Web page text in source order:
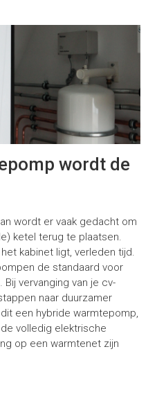
wordt de
wordt er vaak gedacht om
ketel terug te plaatsen.
kabinet ligt, verleden tijd.
de standaard voor
vervanging van je cv-
naar duurzamer
een hybride warmtepomp,
volledig elektrische
op een warmtenet zijn